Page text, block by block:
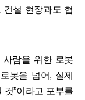
설 현장과도 협
사람을 위한 로봇
봇을 넘어, 실제
”이라고 포부를